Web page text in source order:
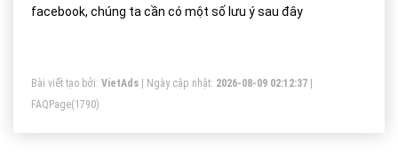
facebook, chúng ta cần có một số lưu ý sau đây
Bài viết tạo bởi: VietAds | Ngày cập nhật: 2026-08-09 02:12:37
FAQPage(1790)